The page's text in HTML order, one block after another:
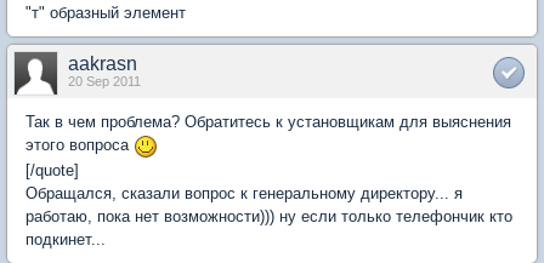
"т" образный элемент
aakrasn
20 Sep 2011
Так в чем проблема? Обратитесь к установщикам для выяснения
этого вопроса
[/quote]
Обращался, сказали вопрос к генеральному директору... я
работаю, пока нет возможности))) ну если только телефончик кто
подкинет...